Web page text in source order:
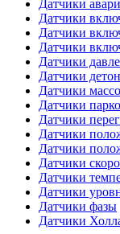
Датчики
Датчики
Датчики
Датчики
Датчики
Датчики
Датчики
Датчики
Датчики
Датчики
Датчики
Датчики
Датчики
Датчики
Датчики фазы
Датчики